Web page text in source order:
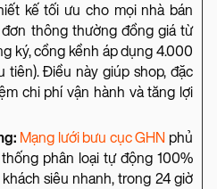
kế tối ưu cho mọi nhà bán
đơn thông thường đồng giá từ
ký, cồng kềnh áp dụng 4.000
tiên). Điều này giúp shop, đặc
chi phí vận hành và tăng lợi
Mạng lưới bưu cục GHN phủ
phân loại tự động 100%
siêu nhanh, trong 24 giờ